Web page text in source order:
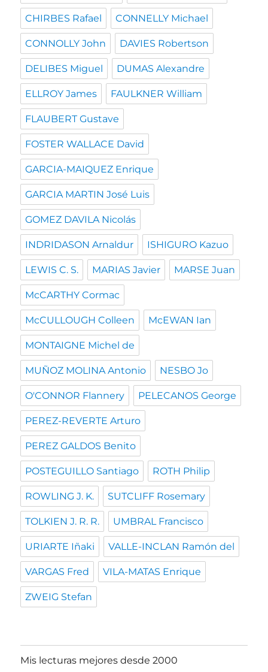
CHIRBES Rafael CONNELLY Michael
CONNOLLY John DAVIES Robertson
DELIBES Miguel DUMAS Alexandre
ELLROY James FAULKNER William
FLAUBERT Gustave
FOSTER WALLACE David
GARCIA-MAIQUEZ Enrique
GARCIA MARTIN José Luis
GOMEZ DAVILA Nicolás
INDRIDASON Arnaldur ISHIGURO Kazuo
LEWIS C. S. MARIAS Javier MARSE Juan
McCARTHY Cormac
McCULLOUGH Colleen McEWAN Ian
MONTAIGNE Michel de
MUÑOZ MOLINA Antonio NESBO Jo
O'CONNOR Flannery PELECANOS George
PEREZ-REVERTE Arturo
PEREZ GALDOS Benito
POSTEGUILLO Santiago ROTH Philip
ROWLING J. K. SUTCLIFF Rosemary
TOLKIEN J. R. R. UMBRAL Francisco
URIARTE Iñaki VALLE-INCLAN Ramón del
VARGAS Fred VILA-MATAS Enrique
ZWEIG Stefan
Mis lecturas mejores desde 2000